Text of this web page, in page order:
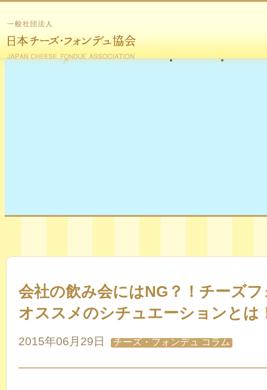
お知らせ
チーズ・
会社の飲み会にはNG？！チーズ
オススメのシチュエーションとは
2015年06月29日 チーズ・フォンデュ コラム